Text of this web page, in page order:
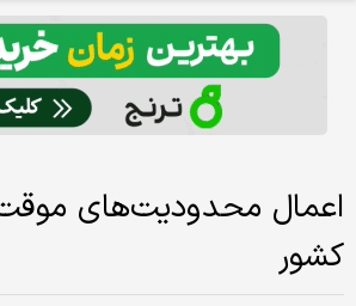
اعمال محدودیت‌های موقت
کشور